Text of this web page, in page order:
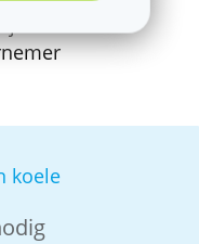
koele